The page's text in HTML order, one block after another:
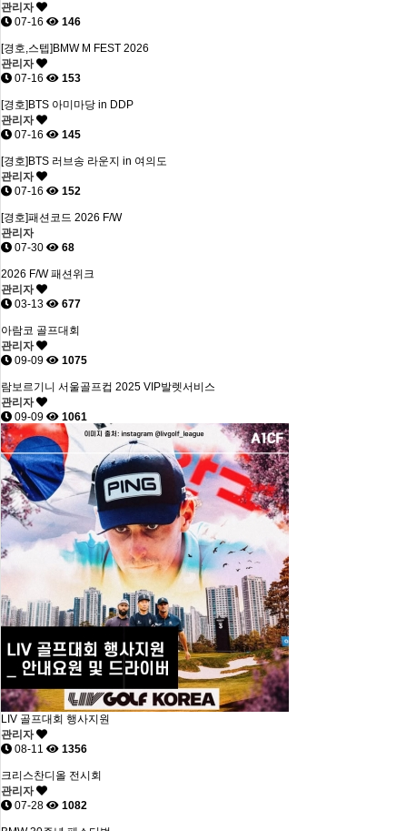
관리자
07-16
146
[경호,스텝]BMW M FEST 2026
관리자
07-16
153
[경호]BTS 아미마당 in DDP
관리자
07-16
145
[경호]BTS 러브송 라운지 in 여의도
관리자
07-16
152
[경호]패션코드 2026 F/W
관리자
07-30
68
2026 F/W 패션위크
관리자
03-13
677
아람코 골프대회
관리자
09-09
1075
람보르기니 서울골프컵 2025 VIP발렛서비스
관리자
09-09
1061
LIV 골프대회 행사지원
관리자
08-11
1356
크리스찬디올 전시회
관리자
07-28
1082